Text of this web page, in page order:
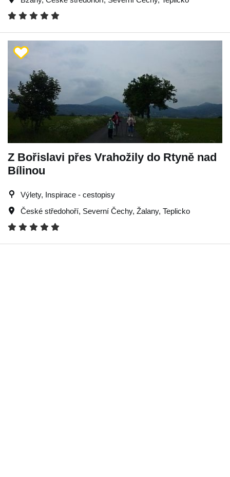
Z Bořislavi přes Vrahožily do Rtyně nad
Bílinou
Výlety, Inspirace - cestopisy
České středohoří, Severní Čechy, Žalany, Teplicko